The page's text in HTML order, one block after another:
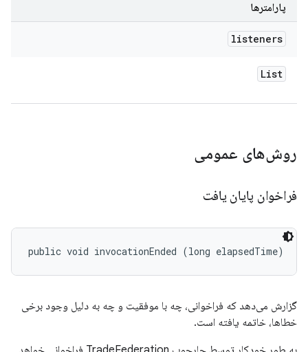
پارامترها
listeners
List
روش‌های عمومی
فراخوان پایان یافت
public void invocationEnded (long elapsedTime)
گزارش می‌دهد که فراخوانی، چه با موفقیت و چه به دلیل وجود برخی
خطاها، خاتمه یافته است.